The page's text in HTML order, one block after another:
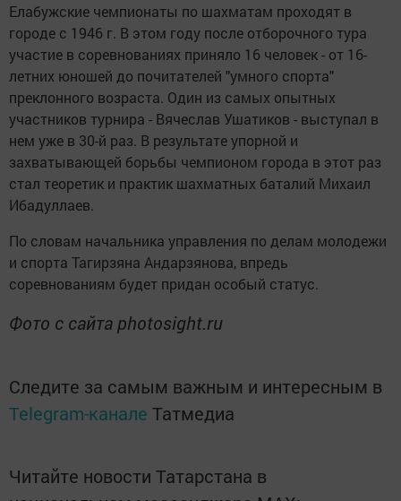
Елабужские чемпионаты по шахматам проходят в
городе с 1946 г. В этом году после отборочного тура
участие в соревнованиях приняло 16 человек - от 16-
летних юношей до почитателей "умного спорта"
преклонного возраста. Один из самых опытных
участников турнира - Вячеслав Ушатиков - выступал в
нем уже в 30-й раз. В результате упорной и
захватывающей борьбы чемпионом города в этот раз
стал теоретик и практик шахматных баталий Михаил
Ибадуллаев.
По словам начальника управления по делам молодежи
и спорта Тагирзяна Андарзянова, впредь
соревнованиям будет придан особый статус.
Фото с сайта photosight.ru
Следите за самым важным и интересным в
Telegram-канале Татмедиа
Читайте новости Татарстана в